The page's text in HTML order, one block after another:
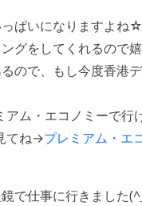
ぱいになりますよね☆
グをしてくれるので
ので、もし今度香港
ム・エコノミーで行
てね→プレミアム・エ
で仕事に行きました